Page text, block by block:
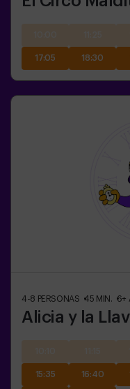
17:05 18:30
4-8 PERSONAS 45 MIN. 6+
Alicia y la
15:35 16:40